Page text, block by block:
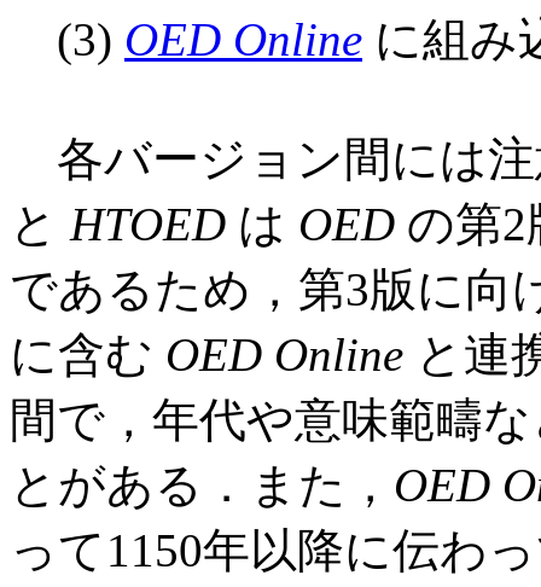
(3) OED Online に組み
各バージョン間には
と HTOED は OED の第
であるため，第3版に向
に含む OED Online と連
間で，年代や意味範疇
とがある．また， OED
って1150年以降に伝わ